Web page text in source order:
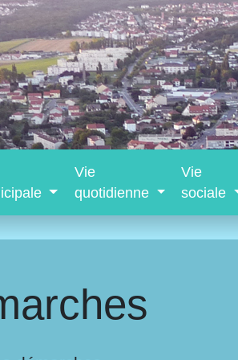
Vie
quotidienne
Vie
sociale